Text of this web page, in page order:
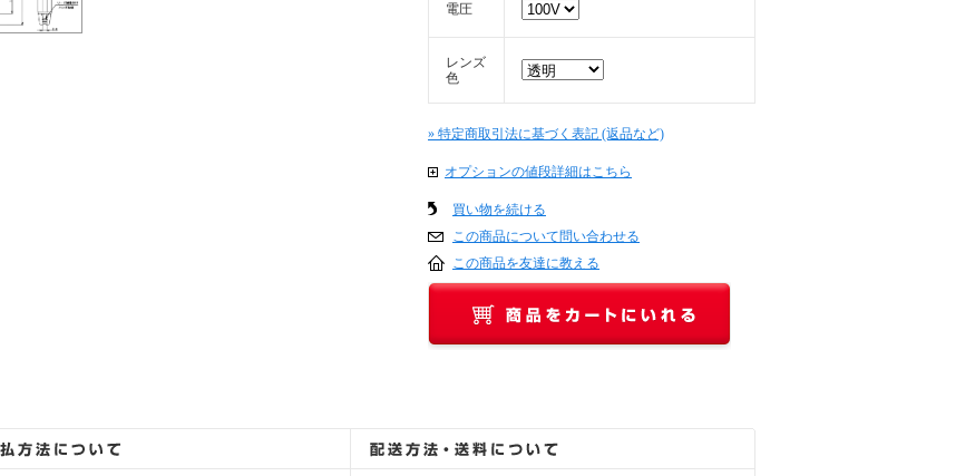
電圧
レンズ
色
» 特定商取引法に基づく表記 (返品など)
オプションの値段詳細はこちら
買い物を続ける
この商品について問い合わせる
この商品を友達に教える